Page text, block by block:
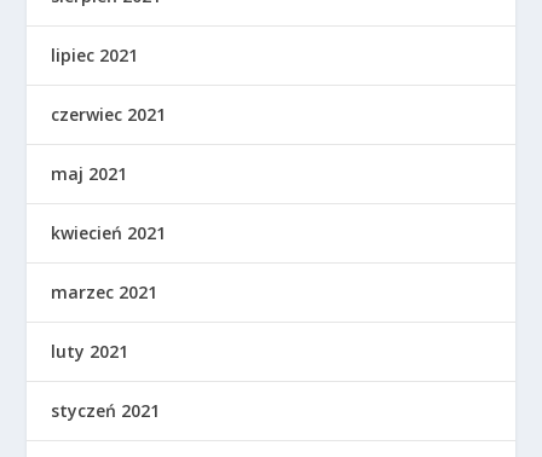
lipiec 2021
czerwiec 2021
maj 2021
kwiecień 2021
marzec 2021
luty 2021
styczeń 2021